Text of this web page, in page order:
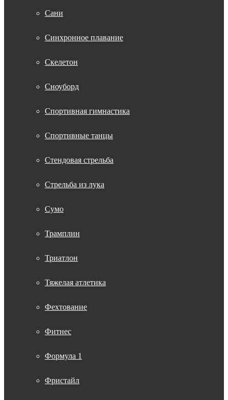
Сани
Синхронное плавание
Скелетон
Сноуборд
Спортивная гимнастика
Спортивные танцы
Стендовая стрельба
Стрельба из лука
Сумо
Трамплин
Триатлон
Тяжелая атлетика
Фехтование
Фитнес
Формула 1
Фристайл